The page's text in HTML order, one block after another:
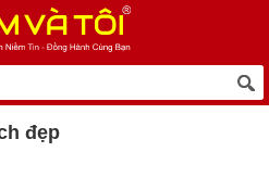
đẹp